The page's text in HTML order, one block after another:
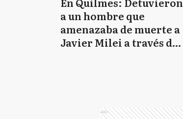
a un hombre que
amenazaba de muerte a
Javier Milei a través de
Ads